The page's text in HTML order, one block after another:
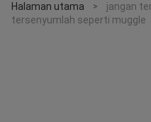
Halaman utama >
jangan
tersenyumlah seperti muggle